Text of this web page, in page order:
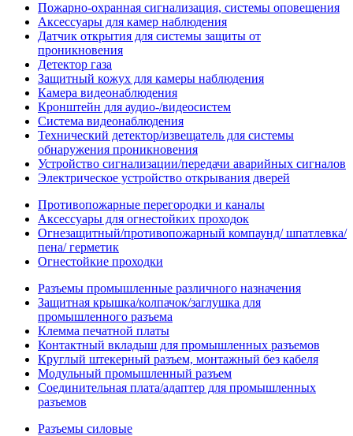
Пожарно-охранная сигнализация, системы оповещения
Аксессуары для камер наблюдения
Датчик открытия для системы защиты от
проникновения
Детектор газа
Защитный кожух для камеры наблюдения
Камера видеонаблюдения
Кронштейн для аудио-/видеосистем
Система видеонаблюдения
Технический детектор/извещатель для системы
обнаружения проникновения
Устройство сигнализации/передачи аварийных сигналов
Электрическое устройство открывания дверей
Противопожарные перегородки и каналы
Аксессуары для огнестойких проходок
Огнезащитный/противопожарный компаунд/ шпатлевка/
пена/ герметик
Огнестойкие проходки
Разъемы промышленные различного назначения
Защитная крышка/колпачок/заглушка для
промышленного разъема
Клемма печатной платы
Контактный вкладыш для промышленных разъемов
Круглый штекерный разъем, монтажный без кабеля
Модульный промышленный разъем
Соединительная плата/адаптер для промышленных
разъемов
Разъемы силовые